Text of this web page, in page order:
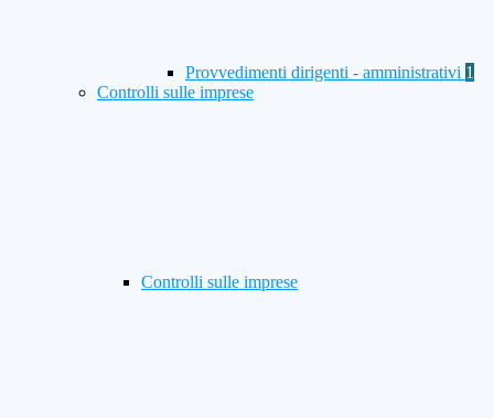
Provvedimenti dirigenti - amministrativi 1
Controlli sulle imprese
Controlli sulle imprese